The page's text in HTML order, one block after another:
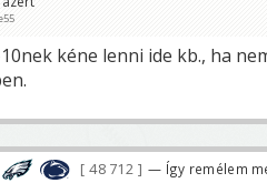
kéne lenni ide kb., ha
48 712 — Így remélem